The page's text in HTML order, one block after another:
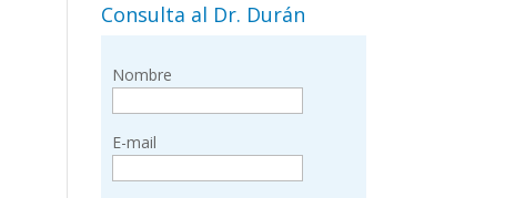
Consulta al Dr. Durán
Nombre
E-mail